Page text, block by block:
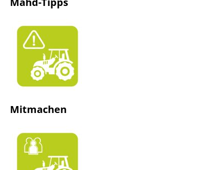
Mitmachen